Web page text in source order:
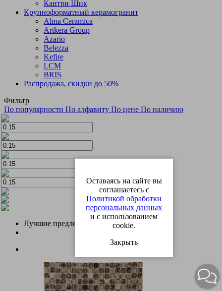
Кантри Шик
Крупноформатный керамогранит
Alma Ceramica
Artkera Group
Azario
Belezza
Kefire
LCM
BRIS
Распродажа, скидки до 50%
Фильтр
По популярности По алфавиту По цене По наличию
Лучшие предложения
Оставаясь на сайте вы
соглашаетесь с
Политикой обработки
персональных данных
и с использованием
cookie.
Закрыть